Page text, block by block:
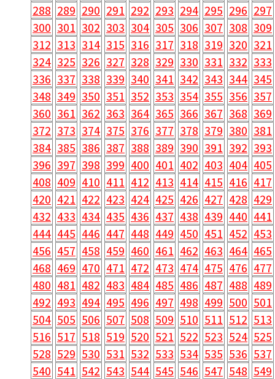
288 289 290 291 292 293 294 295 296 297
300 301 302 303 304 305 306 307 308 309
312 313 314 315 316 317 318 319 320 321
324 325 326 327 328 329 330 331 332 333
336 337 338 339 340 341 342 343 344 345
348 349 350 351 352 353 354 355 356 357
360 361 362 363 364 365 366 367 368 369
372 373 374 375 376 377 378 379 380 381
384 385 386 387 388 389 390 391 392 393
396 397 398 399 400 401 402 403 404 405
408 409 410 411 412 413 414 415 416 417
420 421 422 423 424 425 426 427 428 429
432 433 434 435 436 437 438 439 440 441
444 445 446 447 448 449 450 451 452 453
456 457 458 459 460 461 462 463 464 465
468 469 470 471 472 473 474 475 476 477
480 481 482 483 484 485 486 487 488 489
492 493 494 495 496 497 498 499 500 501
504 505 506 507 508 509 510 511 512 513
516 517 518 519 520 521 522 523 524 525
528 529 530 531 532 533 534 535 536 537
540 541 542 543 544 545 546 547 548 549